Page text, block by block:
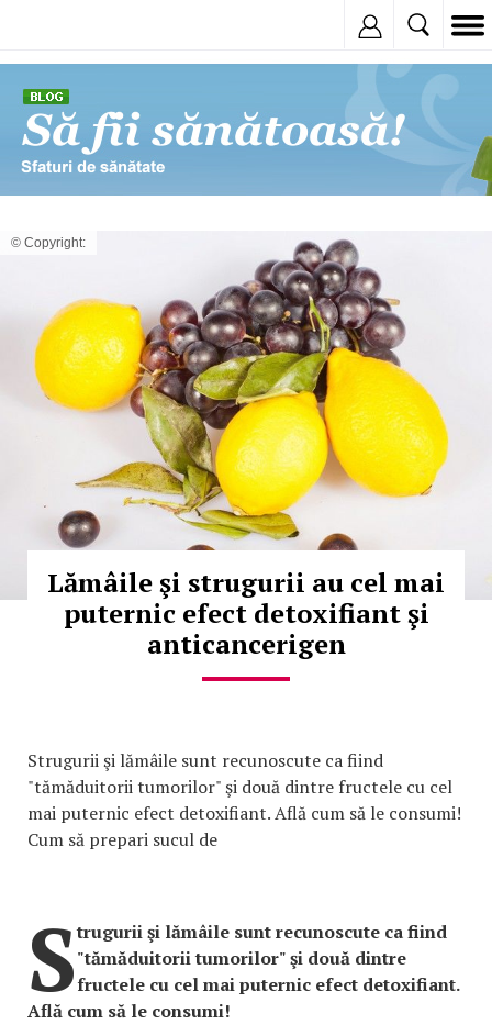
© Copyright:
Lămâile şi strugurii au cel mai
puternic efect detoxifiant şi
anticancerigen
Strugurii şi lămâile sunt recunoscute ca fiind
"tămăduitorii tumorilor" şi două dintre fructele cu cel
mai puternic efect detoxifiant. Află cum să le consumi!
Cum să prepari sucul de
Strugurii şi lămâile sunt recunoscute ca fiind
"tămăduitorii tumorilor" şi două dintre
fructele cu cel mai puternic efect detoxifiant.
Află cum să le consumi!